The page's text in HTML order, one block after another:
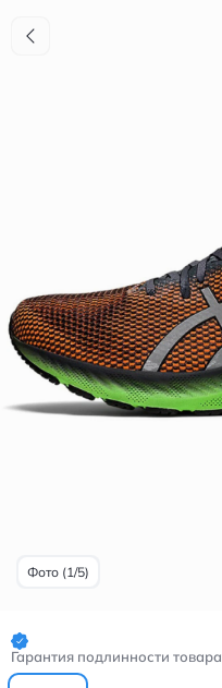
Фото (1/5)
Гарантия подлинности товара